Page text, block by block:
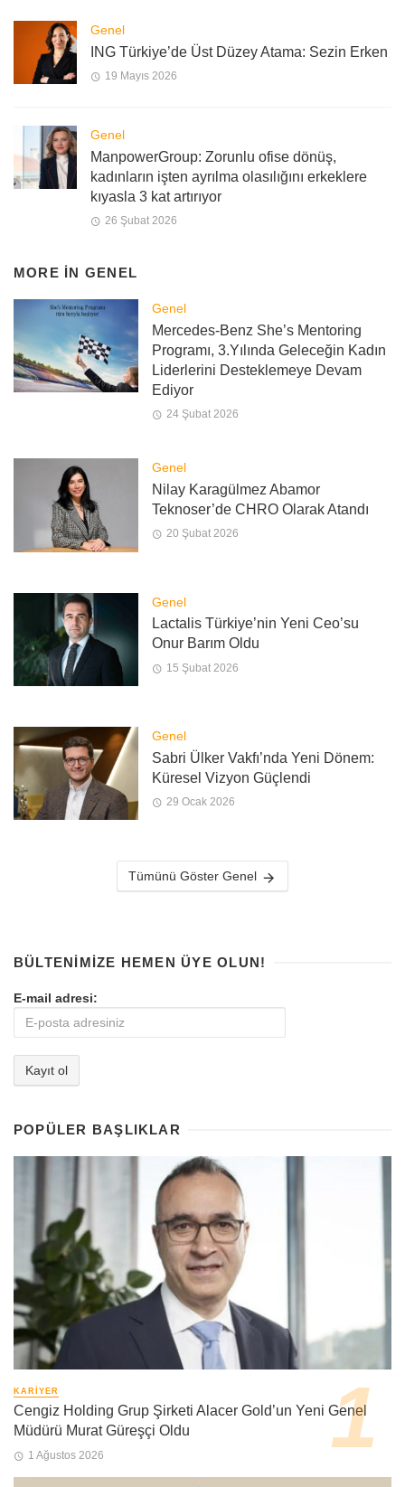
Genel
ING Türkiye’de Üst Düzey Atama: Sezin Erken
19 Mayıs 2026
Genel
ManpowerGroup: Zorunlu ofise dönüş,
kadınların işten ayrılma olasılığını erkeklere
kıyasla 3 kat artırıyor
26 Şubat 2026
MORE IN GENEL
Genel
Mercedes-Benz She’s Mentoring
Programı, 3.Yılında Geleceğin Kadın
Liderlerini Desteklemeye Devam
Ediyor
24 Şubat 2026
Genel
Nilay Karagülmez Abamor
Teknoser’de CHRO Olarak Atandı
20 Şubat 2026
Genel
Lactalis Türkiye’nin Yeni Ceo’su
Onur Barım Oldu
15 Şubat 2026
Genel
Sabri Ülker Vakfı’nda Yeni Dönem:
Küresel Vizyon Güçlendi
29 Ocak 2026
Tümünü Göster Genel
BÜLTENIMIZE HEMEN ÜYE OLUN!
E-mail adresi:
POPÜLER BAŞLIKLAR
KARIYER
Cengiz Holding Grup Şirketi Alacer Gold’un Yeni Genel
Müdürü Murat Güreşçi Oldu
1 Ağustos 2026